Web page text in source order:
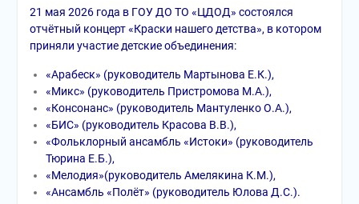
21 мая 2026 года в ГОУ ДО ТО «ЦДОД» состоялся
отчётный концерт «Краски нашего детства», в котором
приняли участие детские объединения:
«Арабеск» (руководитель Мартынова Е.К.),
«Микс» (руководитель Пристромова М.А.),
«Консонанс» (руководитель Мантуленко О.А.),
«БИС» (руководитель Красова В.В.),
«Фольклорный ансамбль «Истоки» (руководитель
Тюрина Е.Б.),
«Мелодия»(руководитель Амелякина К.М.),
«Ансамбль «Полёт» (руководитель Юлова Д.С.).